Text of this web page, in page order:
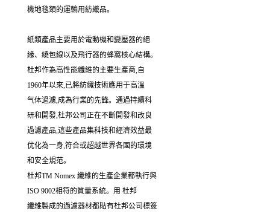
機地毯類的運輸用紡織品。
紙類產品主要用於電動機和變壓器的絕
緣、繞包線以及飛行器的蜂窩核心結構。
杜邦作為高性能纖維的主要生產商,自
1960年以來,已將紡織技術應用于高溫
气体過濾,成為行業的先鋒。通過持續科
研和開發,杜邦公司正在不斷開發和改良
過濾產品,這些產品集科技和經濟效益最
优化為一身,符合或超越世界各國的環境
和安全規范。
杜邦TM Nomex 纖維的生產企業都執行與
ISO 9002相符的質量系統。用 杜邦
纖維製成的過濾器材都貼有杜邦公司標簽